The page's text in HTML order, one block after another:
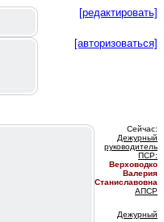
[редактировать]
[авторизоваться]
Сейчас:
Дежурный
руководитель
ПСР:
Верховодко
Валерия
Станиславовна
АПСР
Дежурный